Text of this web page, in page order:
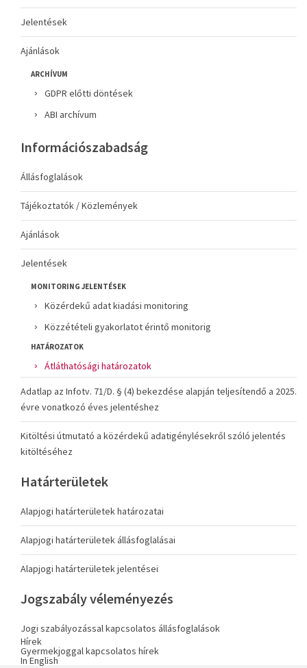
Jelentések
Ajánlások
ARCHÍVUM
GDPR előtti döntések
ABI archívum
Információszabadság
Állásfoglalások
Tájékoztatók / Közlemények
Ajánlások
Jelentések
MONITORING JELENTÉSEK
Közérdekű adat kiadási monitoring
Közzétételi gyakorlatot érintő monitorig
HATÁROZATOK
Átláthatósági határozatok
Adatlap az Infotv. 71/D. § (4) bekezdése alapján teljesítendő a 2025.
évre vonatkozó éves jelentéshez
Kitöltési útmutató a közérdekű adatigénylésekről szóló jelentés
kitöltéséhez
Határterületek
Alapjogi határterületek határozatai
Alapjogi határterületek állásfoglalásai
Alapjogi határterületek jelentései
Jogszabály véleményezés
Jogi szabályozással kapcsolatos állásfoglalások
Hírek
Gyermekjoggal kapcsolatos hírek
In English